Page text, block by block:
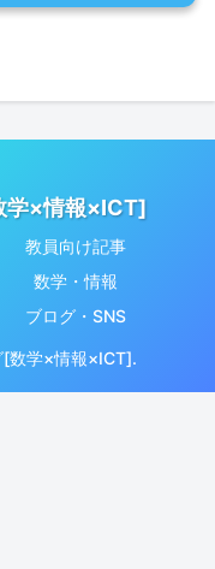
学×情報×ICT]
教員向け記事
数学・情報
ブログ・SNS
数学×情報×ICT].